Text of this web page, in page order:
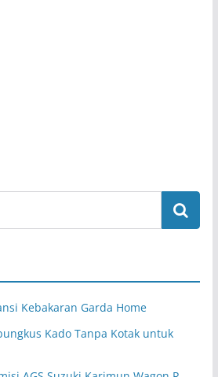
Kebakaran Garda Home
Kado Tanpa Kotak untuk